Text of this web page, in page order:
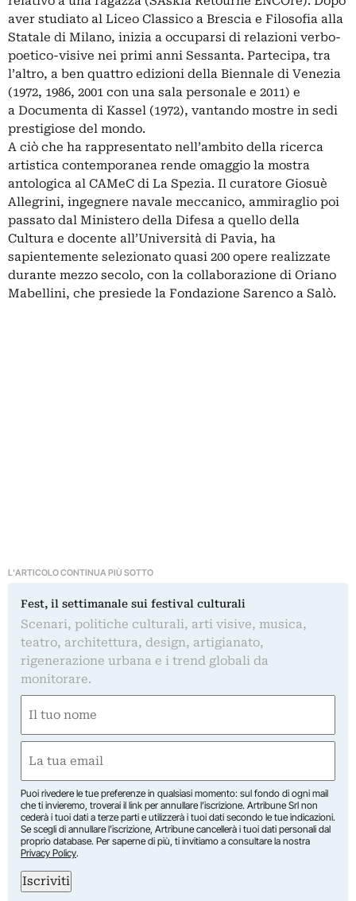
aver studiato al Liceo Classico a Brescia e Filosofia alla
Statale di Milano, inizia a occuparsi di relazioni verbo-
poetico-visive nei primi anni Sessanta. Partecipa, tra
l’altro, a ben quattro edizioni della Biennale di Venezia
(1972, 1986, 2001 con una sala personale e 2011) e
a Documenta di Kassel (1972), vantando mostre in sedi
prestigiose del mondo.
A ciò che ha rappresentato nell’ambito della ricerca
artistica contemporanea rende omaggio la mostra
antologica al CAMeC di La Spezia. Il curatore Giosuè
Allegrini, ingegnere navale meccanico, ammiraglio poi
passato dal Ministero della Difesa a quello della
Cultura e docente all’Università di Pavia, ha
sapientemente selezionato quasi 200 opere realizzate
durante mezzo secolo, con la collaborazione di Oriano
Mabellini, che presiede la Fondazione Sarenco a Salò.
L'ARTICOLO CONTINUA PIÙ SOTTO
Fest, il settimanale sui festival culturali
Scenari, politiche culturali, arti visive, musica,
teatro, architettura, design, artigianato,
rigenerazione urbana e i trend globali da
monitorare.
(Required)
First
(Required)
Puoi rivedere le tue preferenze in qualsiasi momento: sul fondo di ogni mail
che ti invieremo, troverai il link per annullare l’iscrizione. Artribune Srl non
cederà i tuoi dati a terze parti e utilizzerà i tuoi dati secondo le tue indicazioni.
Se scegli di annullare l’iscrizione, Artribune cancellerà i tuoi dati personali dal
proprio database. Per saperne di più, ti invitiamo a consultare la nostra
Privacy Policy.
Iscriviti